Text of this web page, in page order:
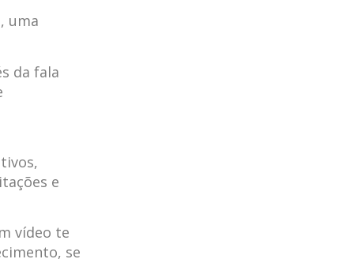
, uma
da fala
e
vídeo te
se